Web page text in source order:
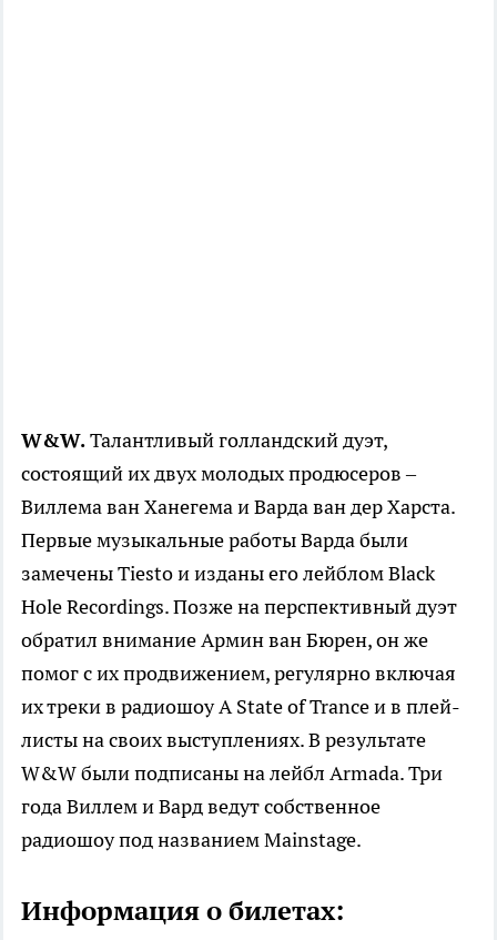
W&W.Талантливый голландский дуэт,
состоящий их двух молодых продюсеров –
Виллема ван Ханегема и Варда ван дер Харста.
Первые музыкальные работы Варда были
замечены Tiesto и изданы его лейблом Black
Hole Recordings. Позже на перспективный дуэт
обратил внимание Армин ван Бюрен, он же
помог с их продвижением, регулярно включая
их треки в радиошоу A State of Trance и в плей-
листы на своих выступлениях. В результате
W&W были подписаны на лейбл Armada. Три
года Виллем и Вард ведут собственное
радиошоу под названием Mainstage.
Информация о билетах: